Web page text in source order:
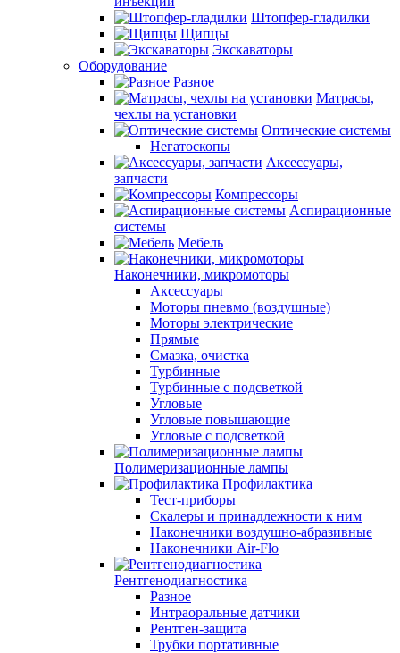
Штопфер-гладилки
Щипцы
Экскаваторы
Оборудование
Разное
Матрасы,
чехлы на установки
Оптические системы
Негатоскопы
Аксессуары,
запчасти
Компрессоры
Аспирационные
системы
Мебель
Наконечники, микромоторы
Аксессуары
Моторы пневмо (воздушные)
Моторы электрические
Прямые
Смазка, очистка
Турбинные
Турбинные с подсветкой
Угловые
Угловые повышающие
Угловые с подсветкой
Полимеризационные лампы
Профилактика
Тест-приборы
Скалеры и принадлежности к ним
Наконечники воздушно-абразивные
Наконечники Air-Flo
Рентгенодиагностика
Разное
Интраоральные датчики
Рентген-защита
Трубки портативные